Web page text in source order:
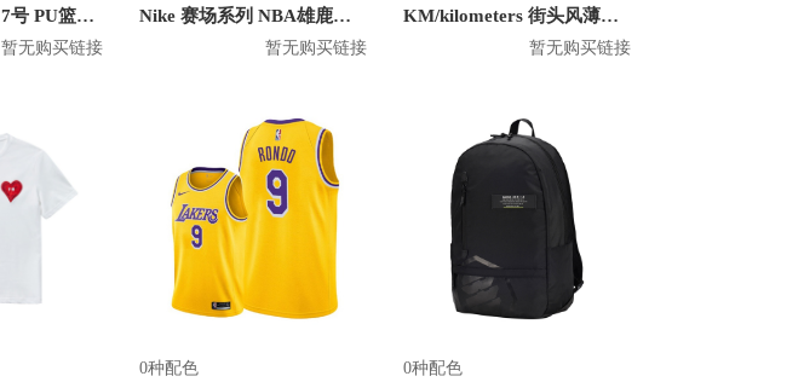
adidas Pro系列 7号 PU篮球 DY7891
暂无购买链接
Nike 赛场系列 NBA雄鹿队篮球短裤 912123
暂无购买链接
KM/kilometers 街头风薄款印花短袖T恤 男女同款 M2X2108248
暂无购买链接
0种配色 0种配色